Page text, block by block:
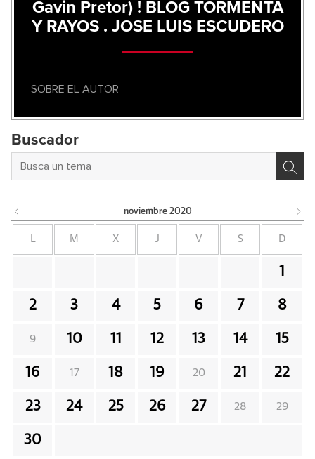
Gavin Pretor) ! BLOG TORMENTA
Y RAYOS . JOSE LUIS ESCUDERO
SOBRE EL AUTOR
Buscador
noviembre 2020
L M X J V S D
1
2 3 4 5 6 7 8
9 10 11 12 13 14 15
16 17 18 19 20 21 22
23 24 25 26 27 28 29
30